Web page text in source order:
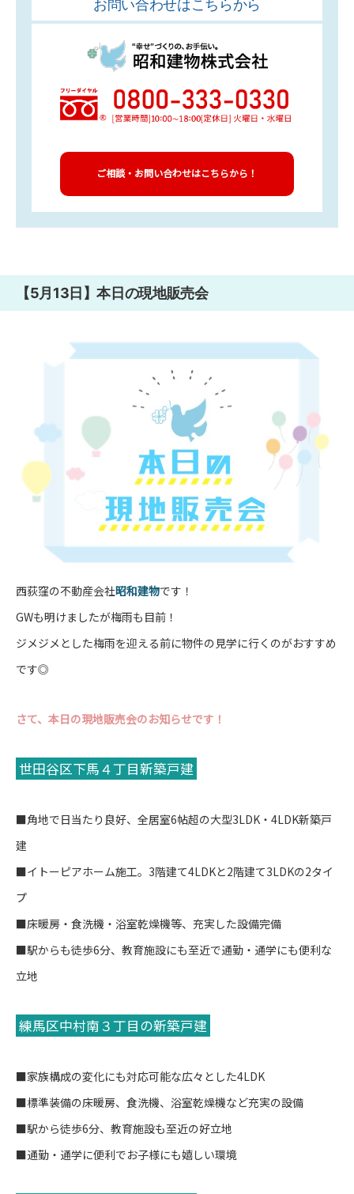
お問い合わせはこちらから
ご相談・お問い合わせはこちらから！
【5月13日】本日の現地販売会
西荻窪の不動産会社昭和建物です！
GWも明けましたが梅雨も目前！
ジメジメとした梅雨を迎える前に物件の見学に行くのがおすすめ
です◎
さて、本日の現地販売会のお知らせです！
世田谷区下馬４丁目新築戸建
■角地で日当たり良好、全居室6帖超の大型3LDK・4LDK新築戸
建
■イトーピアホーム施工。3階建て4LDKと2階建て3LDKの2タイ
プ
■床暖房・食洗機・浴室乾燥機等、充実した設備完備
■駅からも徒歩6分、教育施設にも至近で通勤・通学にも便利な
立地
練馬区中村南３丁目の新築戸建
■家族構成の変化にも対応可能な広々とした4LDK
■標準装備の床暖房、食洗機、浴室乾燥機など充実の設備
■駅から徒歩6分、教育施設も至近の好立地
■通勤・通学に便利でお子様にも嬉しい環境